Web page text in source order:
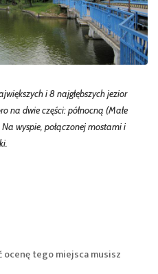
i 8 najgłębszych jezior
na dwie części: północną (Małe
Na wyspie, połączonej mostami i
ocenę tego miejsca musisz